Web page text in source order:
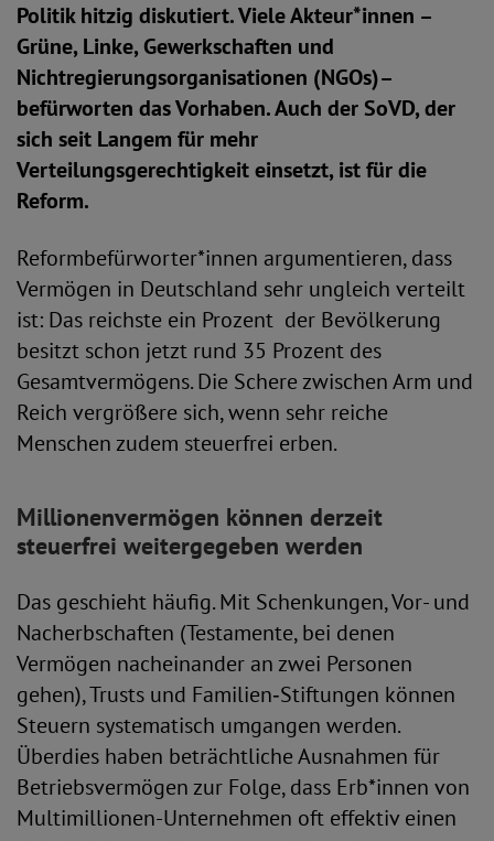
Politik hitzig diskutiert. Viele Akteur*innen –
Grüne, Linke, Gewerkschaften und
Nichtregierungsorganisationen (NGOs)–
befürworten das Vorhaben. Auch der SoVD, der
sich seit Langem für mehr
Verteilungsgerechtigkeit einsetzt, ist für die
Reform.
Reformbefürworter*innen argumentieren, dass
Vermögen in Deutschland sehr ungleich verteilt
ist: Das reichste ein Prozent der Bevölkerung
besitzt schon jetzt rund 35 Prozent des
Gesamtvermögens. Die Schere zwischen Arm und
Reich vergrößere sich, wenn sehr reiche
Menschen zudem steuerfrei erben.
Millionenvermögen können derzeit
steuerfrei weitergegeben werden
Das geschieht häufig. Mit Schenkungen, Vor- und
Nacherbschaften (Testamente, bei denen
Vermögen nacheinander an zwei Personen
gehen), Trusts und Familien‑Stiftungen können
Steuern systematisch umgangen werden.
Überdies haben beträchtliche Ausnahmen für
Betriebsvermögen zur Folge, dass Erb*innen von
Multimillionen-Unternehmen oft effektiv einen